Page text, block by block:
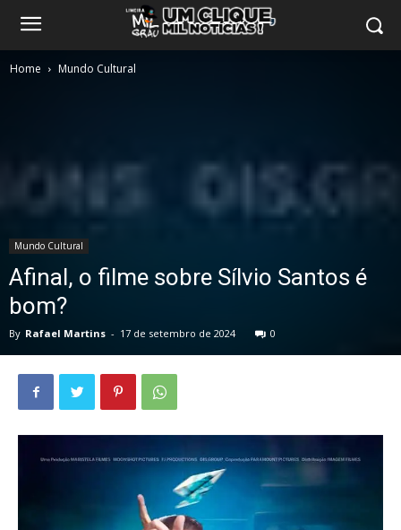
Home Mundo Cultural
Mundo Cultural
Afinal, o filme sobre Sílvio Santos é
bom?
By Rafael Martins - 17 de setembro de 2024 0